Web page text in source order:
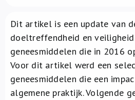
Over ons
FR
Dit artikel is een update van
doeltreffendheid en
geneesmiddelen die in 2016
Voor dit artikel werd een
geneesmiddelen die een
algemene praktijk. Volgende